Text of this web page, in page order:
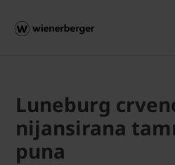
Luneburg
nijansirana
puna